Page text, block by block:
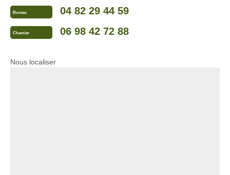
Bureau 04 82 29 44 59
Chantier 06 98 42 72 88
Nous localiser